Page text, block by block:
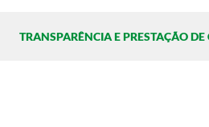
TRANSPARÊNCIA E PRESTAÇÃO DE